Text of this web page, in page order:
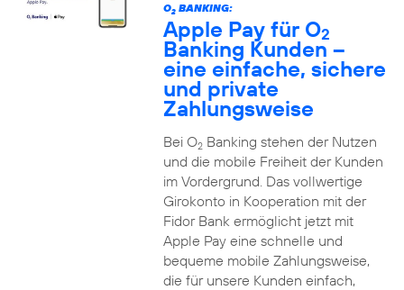
O2BANKING:
Apple Pay für O2
Banking Kunden –
eine einfache, sichere
und private
Zahlungsweise
Bei O2Banking stehen der Nutzen
und die mobile Freiheit der Kunden
im Vordergrund. Das vollwertige
Girokonto in Kooperation mit der
Fidor Bank ermöglicht jetzt mit
Apple Pay eine schnelle und
bequeme mobile Zahlungsweise,
die für unsere Kunden einfach,